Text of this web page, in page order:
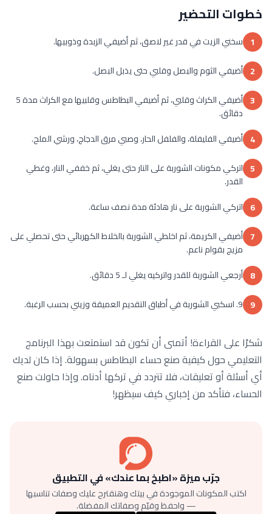
خطوات التحضير
1 سخني الزيت في قدر غير لاصق، ثم أضيفي الزبدة وذوبيها.
2 أضيفي الثوم والبصل وقلبي حتى يذبل البصل.
3
أضيفي الكراث وقلبي، ثم أضيفي البطاطس وقلبيها مع الكراث مدة 5
دقائق.
4 أضيفي الفليفلة، والفلفل الحار، وصبي مرق الدجاج، ورشي الملح.
5 اتركي مكونات الشوربة على النار حتى يغلي، ثم خففي النار، وغطي
القدر.
6 اتركي الشوربة على نار هادئة مدة نصف ساعة.
7 أضيفي الكريمة، ثم اخلطي الشوربة بالخلاط الكهربائي حتى تحصلي على
مزيج بقوام ناعم.
8 أرجعي الشوربة للقدر واتركيه يغلي لـ 5 دقائق.
9 9. اسكبي الشوربة في أطباق التقديم العميقة وزيني بحسب الرغبة.
شكرًا على القراءة! أتمنى أن تكون قد استمتعت بهذا البرنامج
التعليمي حول كيفية صنع حساء البطاطس بسهولة. إذا كان لديك
أي أسئلة أو تعليقات، فلا تتردد في تركها أدناه. وإذا حاولت صنع
الحساء، فتأكد من إخباري كيف سيظهر!
جرّب ميزة «اطبخ بما عندك» في التطبيق
اكتب المكونات الموجودة في بيتك وهنقترح عليك وصفات تناسبها
— واحفظ وقيّم وصفاتك المفضلة.